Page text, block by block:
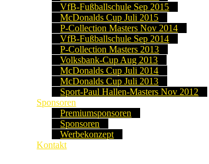
VfB-Fußballschule Sep 2015
McDonalds Cup Juli 2015
P-Collection Masters Nov 2014
VfB-Fußballschule Sep 2014
P-Collection Masters 2013
Volksbank-Cup Aug 2013
McDonalds Cup Juli 2014
McDonalds Cup Juli 2013
Sport-Paul Hallen-Masters Nov 2012
Sponsoren
Premiumsponsoren
Sponsoren
Werbekonzept
Kontakt